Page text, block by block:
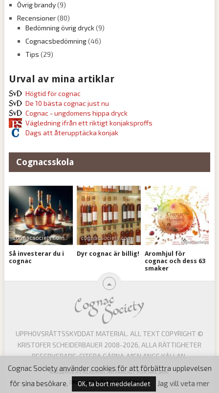
Övrig brandy(9)
Recensioner(80)
Bedömning övrig dryck(9)
Cognacsbedömning(46)
Tips (29)
Urval av mina artiklar
Högtid för cognac
De 10 bästa cognac just nu
Cognac - ungdomens hippa dryck
Vägledning ifrån ett riktigt konjaksproffs
Dags att återupptäcka konjak
Cognacsskola
Så investerar du i
cognac
Dyr cognac är billig!
Aromhjul för
cognac och dess 63
smaker
UPPHOVSRÄTTSSKYDDAT MATERIAL. ALL TEXT COPYRIGHT ©
KRISTOFER SCHEIDERBAUER 2008-2026, ALLA RÄTTIGHETER
RESERVERADE. CITERA GÄRNA, MEN ANGE KÄLLAN.
MISSBRUK AV ALKOHOL ÄR FARLIGT FÖR HÄLSAN,
DRICK MED MÅTTA OCH FÖRNUFT.
Cognac Society använder cookies för att förbättra upplevelsen
för sina besökare.
OK, ta bort meddelandet Jag vill veta mer